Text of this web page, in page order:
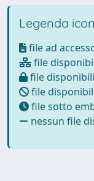
Legenda
file ad
file
file
file
file sotto
nessun file